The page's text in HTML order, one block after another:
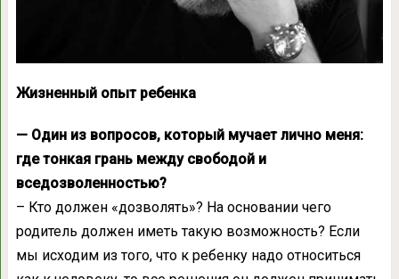
Жизненный опыт ребенка
— Один из вопросов, который мучает лично меня:
где тонкая грань между свободой и
вседозволенностью?
– Кто должен «дозволять»? На основании чего
родитель должен иметь такую возможность? Если
мы исходим из того, что к ребенку надо относиться